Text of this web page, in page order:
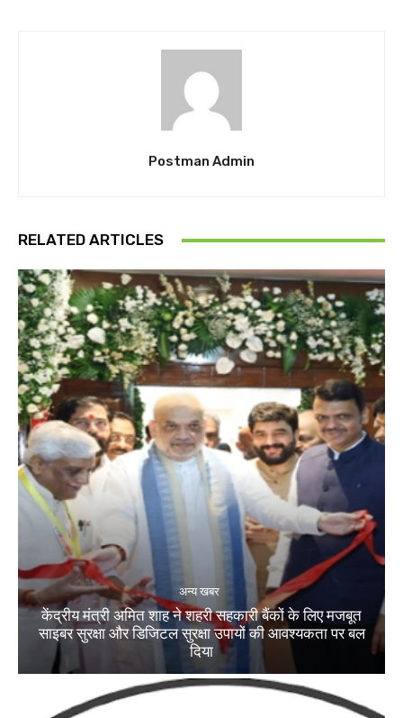
Postman Admin
RELATED ARTICLES
अन्य खबर
केंद्रीय मंत्री अमित शाह ने शहरी सहकारी बैंकों के लिए मजबूत
साइबर सुरक्षा और डिजिटल सुरक्षा उपायों की आवश्यकता पर बल
दिया